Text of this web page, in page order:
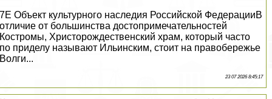
7E Объект культурного наследия Российской ФедерацииВ
отличие от большинства достопримечательностей
Костромы, Христорождественский храм, который часто
по приделу называют Ильинским, стоит на правобережье
Волги...
23 07 2026 8:45:17